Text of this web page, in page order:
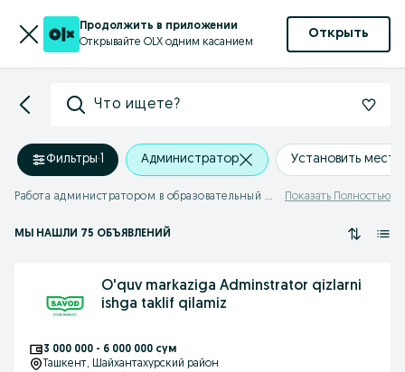
Продолжить в приложении
Открывайте OLX одним касанием
Открыть
Что ищете?
Фильтры·1 Администратор Установить
Работа администратором в образовательный центр Показать Полностью
МЫ НАШЛИ 75 ОБЪЯВЛЕНИЙ
O'quv markaziga Adminstrator qizlarni
ishga taklif qilamiz
3 000 000 - 6 000 000 сум
Ташкент, Шайхантахурский район